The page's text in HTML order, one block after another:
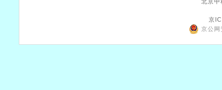
北京中
京
京公